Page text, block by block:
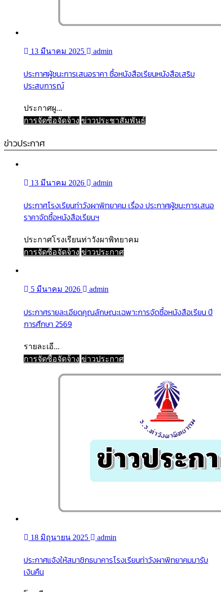
13 มีนาคม 2025 admin
ประกาศผู้ชนะการเสนอราคา ซื้อหนังสือเรียนหนังสือเสริม
ประสบการณ์
ประกาศผู...
การจัดซื้อจัดจ้าง ข่าวประชาสัมพันธ์
ข่าวประกาศ
13 มีนาคม 2026 admin
ประกาศโรงเรียนท่าวังผาพิทยาคม เรื่อง ประกาศผู้ชนะการเสนอ
ราคาจัดซื้อหนังสือเรียนฯ
ประกาศโรงเรียนท่าวังผาพิทยาคม
การจัดซื้อจัดจ้าง ข่าวประกาศ
5 มีนาคม 2026 admin
ประกาศรายละเอียดคุณลักษณะเฉพาะการจัดซื้อหนังสือเรียน ปี
การศึกษา 2569
รายละเอี...
การจัดซื้อจัดจ้าง ข่าวประกาศ
18 มิถุนายน 2025 admin
ประกาศแจ้งให้สมาชิกธนาคารโรงเรียนท่าวังผาพิทยาคมมารับ
เงินคืน